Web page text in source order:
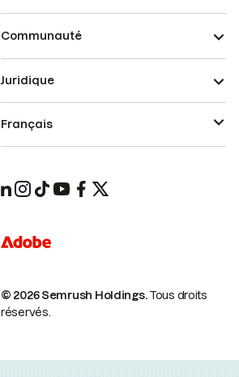
Communauté
© 2026 Semrush Holdings.Tous droits
réservés.
Juridique
Français